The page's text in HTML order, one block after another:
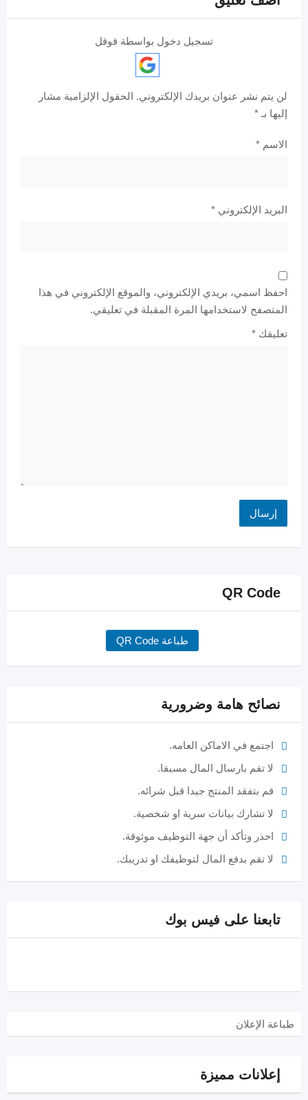
تسجيل دخول بواسطة قوقل
لن يتم نشر عنوان بريدك الإلكتروني. الحقول الإلزامية مشار
إليها بـ *
الاسم *
البريد الإلكتروني *
احفظ اسمي، بريدي الإلكتروني، والموقع الإلكتروني في هذا
المتصفح لاستخدامها المرة المقبلة في تعليقي.
تعليقك *
QR Code
طباعة QR Code
نصائح هامة وضرورية
اجتمع في الاماكن العامه.
لا تقم بارسال المال مسبقا.
قم بتفقد المنتج جيدا قبل شرائه.
لا تشارك بيانات سرية او شخصية.
احذر وتأكد أن جهة التوظيف موثوقة.
لا تقم بدفع المال لتوظيفك او تدريبك.
تابعنا على فيس بوك
طباعة الإعلان
إعلانات مميزة